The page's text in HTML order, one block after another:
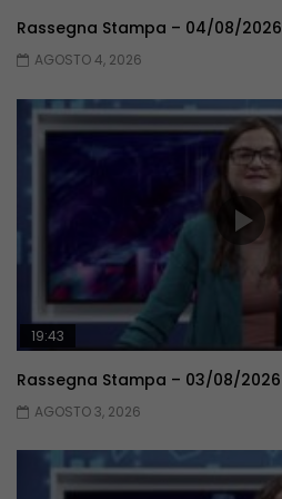
Rassegna Stampa – 04/08/2026
AGOSTO 4, 2026
19:43
Rassegna Stampa – 03/08/2026
AGOSTO 3, 2026